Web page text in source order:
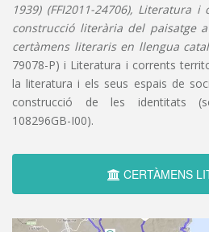
1939) (FFI2011-24706), Literatura
construcció literària del paisatge
certàmens literaris en llengua
79078-P) i Literatura i corrents
la literatura i els seus espais de
construcció de les identitats
108296GB-I00).
CERTÀMENS